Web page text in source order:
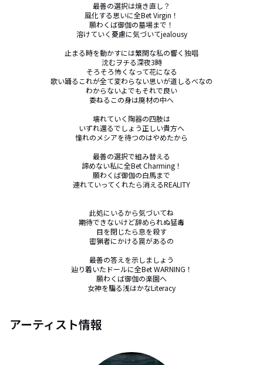
最善の選択は焼き直し？
風化する思いに全Bet Virgin！
願わくば御伽の墓場まで！
溶けていく憂慮に気づいてjealousy
止まる時を動かすには繁閑な私の響く独唱
沈むヲチる深夜3時
そろそろ怖くなって花になる
歌い踊るこれが全て変わらない思いが道しるべなの
わからないよでもそれで良い
委ねるこの身は廃材の中へ
壊れていく陶器の四肢は
いずれ還るでしょう正しい貴方へ
憧れのメシアを待つのはやめたから
最善の選択で組み替える
諦めない私に全Bet Charming！
願わくば御伽の白馬まで
連れていってくれたら消えるREALITY
此処にいるから気づいてね
期待できないけど辞められぬ猛毒
目を閉じたら息を殺す
密猟者にかける罠があるの
最善の答えを示しましょう
辿り着いたドールに全Bet WARNING！
願わくば御伽の楽園へ
女神を騙る浅はかなLiteracy
アーティスト情報